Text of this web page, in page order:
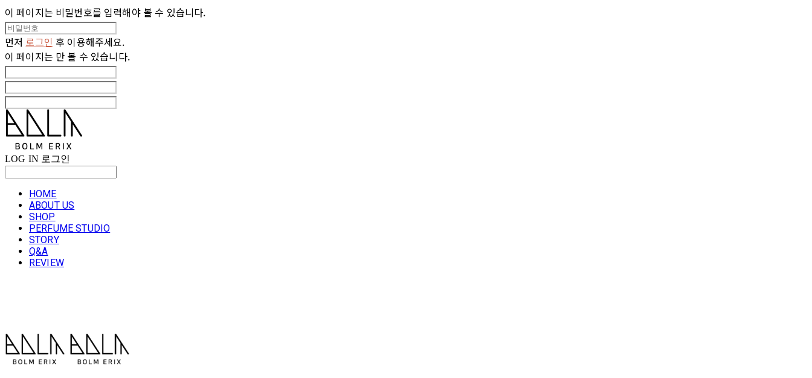
이 페이지는 비밀번호를 입력해야 볼 수 있습니다.
먼저 로그인 후 이용해주세요.
이 페이지는 만 볼 수 있습니다.
LOG IN 로그인
HOME
ABOUT US
SHOP
PERFUME STUDIO
STORY
Q&A
REVIEW